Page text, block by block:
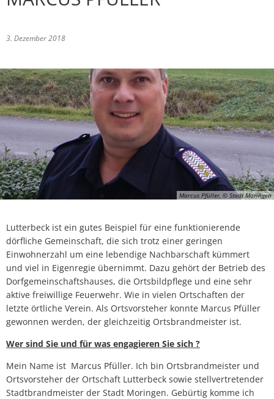
Ausschreibungen
Feuerwehren
Wahlen Kommunalwahlen
Informationen über die Bestattungsarten
Disc Golf Parcours im Moringer Stadtpark
Boulebahnen am Moringer Rathausplatz
Soziales & Gesundheit
Kirchen
Veranstaltungen
Mitfahrerbänke
Baulückenkataster
Baugebiete
wirksame Bauleitpläne
Ver- und Entsorgung
Umwelt
Immobilien/Vermietung
3. Dezember 2018
Marcus Pfüller, © Stadt Moringen
Lutterbeck ist ein gutes Beispiel für eine funktionierende
dörfliche Gemeinschaft, die sich trotz einer geringen
Einwohnerzahl um eine lebendige Nachbarschaft kümmert
und viel in Eigenregie übernimmt. Dazu gehört der Betrieb des
Dorfgemeinschaftshauses, die Ortsbildpflege und eine sehr
aktive freiwillige Feuerwehr. Wie in vielen Ortschaften der
letzte örtliche Verein. Als Ortsvorsteher konnte Marcus Pfüller
gewonnen werden, der gleichzeitig Ortsbrandmeister ist.
Wer sind Sie und für was engagieren Sie sich ?
Mein Name ist Marcus Pfüller. Ich bin Ortsbrandmeister und
Ortsvorsteher der Ortschaft Lutterbeck sowie stellvertretender
Stadtbrandmeister der Stadt Moringen. Gebürtig komme ich